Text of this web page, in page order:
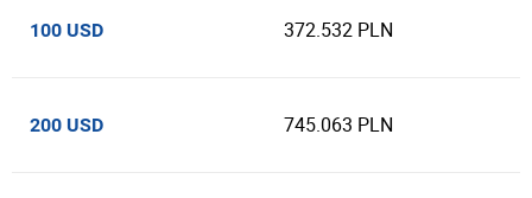
100 USD 372.532 PLN
200 USD 745.063 PLN